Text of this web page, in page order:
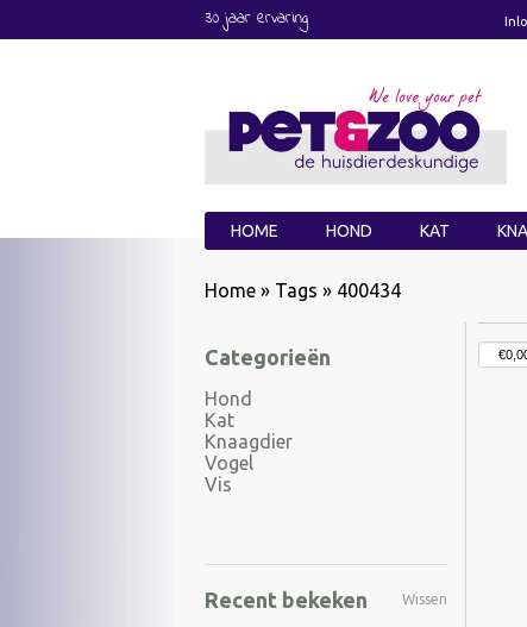
30 jaar ervaring
HOME HOND KAT
Home » Tags » 400434
Categorieën
Hond
Kat
Knaagdier
Vogel
Vis
Recent bekeken Wissen